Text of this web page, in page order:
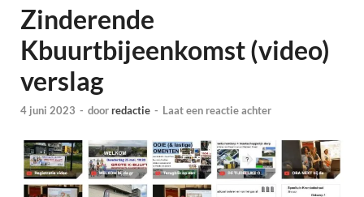
Zinderende
Kbuurtbijeenkomst (video)
verslag
4 juni 2023 - doorredactie - Laat een reactie achter